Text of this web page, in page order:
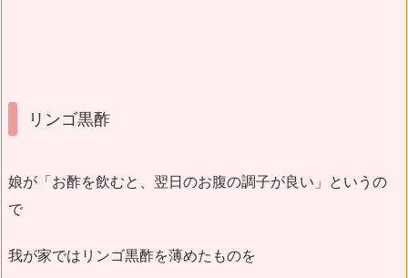
リンゴ黒酢
娘が「お酢を飲むと、翌日のお腹の調子が良い」というの
で
我が家ではリンゴ黒酢を薄めたものを